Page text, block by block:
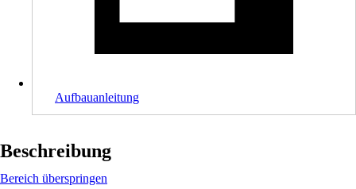
Aufbauanleitung
Beschreibung
Bereich überspringen